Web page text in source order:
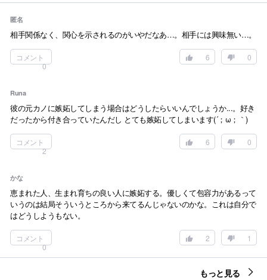
匿名
相手関係なく、関心を示されるのがいやだなあ…。相手には興味無い…。
コメント
0
0
6
Runa
彼の元カノに嫉妬してしまう場合はどうしたらいいんでしょうか...。好き
だったから付き合っていたんだし とても嫉妬してしまいます(´；ω；｀)
コメント
2
0
6
かな
恵まれた人、生まれ育ちの良い人に嫉妬する。優しくて包容力があるって
いうのは結局そういうところから来てるんじゃないのかな。これは自分で
はどうしようもない。
コメント
0
1
2
もっと見る